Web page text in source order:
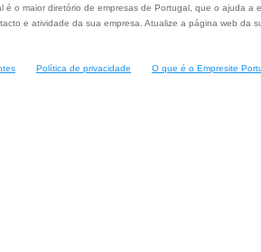
é o maior diretório de empresas de Portugal, que o ajuda a
e atividade da sua empresa. Atualize a página web da
Política de privacidade O que é o Empresite